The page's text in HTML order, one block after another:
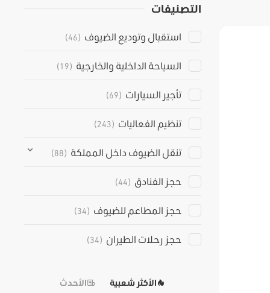
التصنيفات
استقبال وتوديع الضيوف (46)
السياحة الداخلية والخارجية (19)
تأجير السيارات (69)
تنظيم الفعاليات (243)
تنقل الضيوف داخل المملكة (88)
حجز الفنادق (44)
حجز المطاعم للضيوف (34)
حجز رحلات الطيران (34)
الأكثر شعبية الأحدث